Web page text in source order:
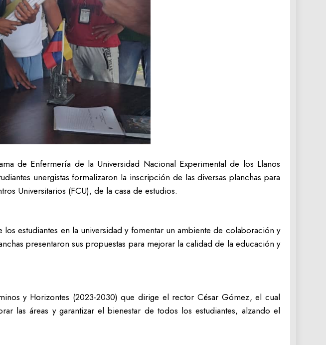
de Enfermería de la Universidad Nacional Experimental de los Llanos
unergistas formalizaron la inscripción de las diversas planchas para
Universitarios (FCU), de la casa de estudios.
estudiantes en la universidad y fomentar un ambiente de colaboración y
presentaron sus propuestas para mejorar la calidad de la educación y
y Horizontes (2023-2030) que dirige el rector César Gómez, el cual
las áreas y garantizar el bienestar de todos los estudiantes, alzando el